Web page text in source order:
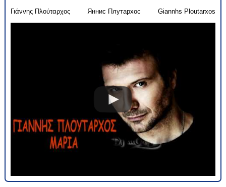
Γιάννης Πλούταρχος Яннис Плутархос Giannhs Ploutarxos